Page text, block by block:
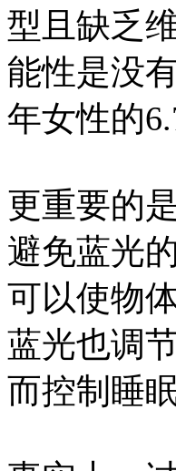
型且缺乏
能性是没
年女性的
更重要的
避免蓝光
可以使物
蓝光也调
而控制睡